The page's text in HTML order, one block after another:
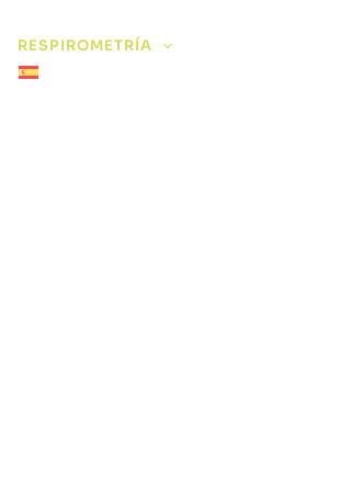
RESPIROMETRÍA